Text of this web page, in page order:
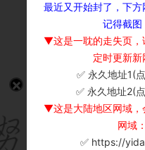
最近又开始封了，下
记得截图
▼这是一耽的走失页，
定时更新新
✅ 永久地址1(
✅ 永久地址2(
▼这是大陆地区网域，
网域：
✅ https://
×